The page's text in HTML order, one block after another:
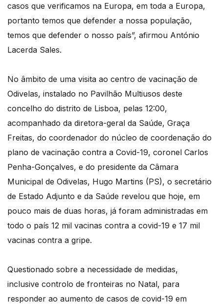
casos que verificamos na Europa, em toda a Europa,
portanto temos que defender a nossa população,
temos que defender o nosso país”, afirmou António
Lacerda Sales.
No âmbito de uma visita ao centro de vacinação de
Odivelas, instalado no Pavilhão Multiusos deste
concelho do distrito de Lisboa, pelas 12:00,
acompanhado da diretora-geral da Saúde, Graça
Freitas, do coordenador do núcleo de coordenação do
plano de vacinação contra a Covid-19, coronel Carlos
Penha-Gonçalves, e do presidente da Câmara
Municipal de Odivelas, Hugo Martins (PS), o secretário
de Estado Adjunto e da Saúde revelou que hoje, em
pouco mais de duas horas, já foram administradas em
todo o país 12 mil vacinas contra a covid-19 e 17 mil
vacinas contra a gripe.
Questionado sobre a necessidade de medidas,
inclusive controlo de fronteiras no Natal, para
responder ao aumento de casos de covid-19 em